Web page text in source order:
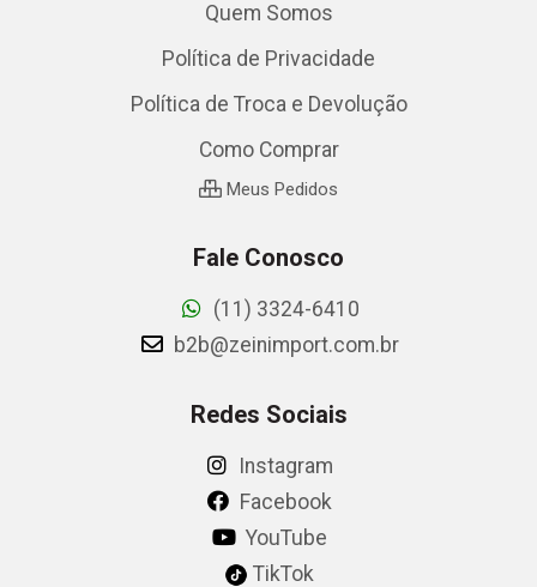
Quem Somos
Política de Privacidade
Política de Troca e Devolução
Como Comprar
Meus Pedidos
Fale Conosco
(11) 3324-6410
b2b@zeinimport.com.br
Redes Sociais
Instagram
Facebook
YouTube
TikTok